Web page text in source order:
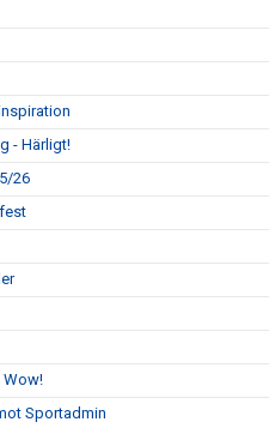
- Härligt!
26
Wow!
Sportadmin